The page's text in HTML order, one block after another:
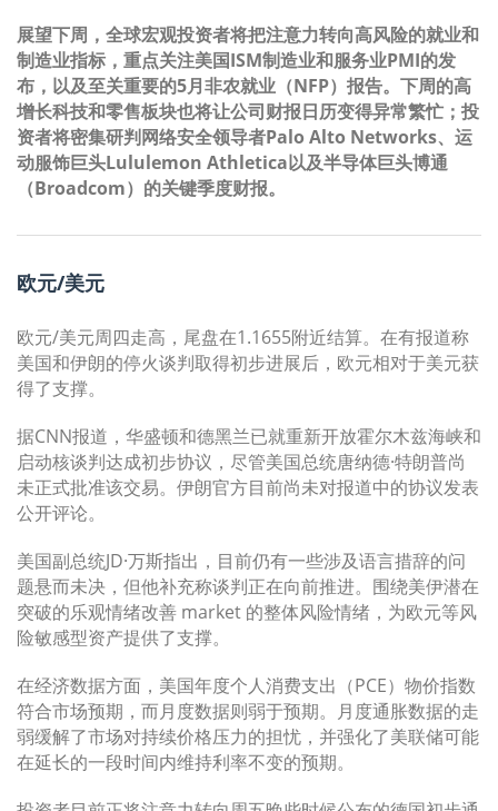
展望下周，全球宏观投资者将把注意力转向高风险的就业和
制造业指标，重点关注美国ISM制造业和服务业PMI的发
布，以及至关重要的5月非农就业（NFP）报告。下周的高
增长科技和零售板块也将让公司财报日历变得异常繁忙；投
资者将密集研判网络安全领导者Palo Alto Networks、运
动服饰巨头Lululemon Athletica以及半导体巨头博通
（Broadcom）的关键季度财报。
欧元/美元
欧元/美元周四走高，尾盘在1.1655附近结算。在有报道称
美国和伊朗的停火谈判取得初步进展后，欧元相对于美元获
得了支撑。
据CNN报道，华盛顿和德黑兰已就重新开放霍尔木兹海峡和
启动核谈判达成初步协议，尽管美国总统唐纳德·特朗普尚
未正式批准该交易。伊朗官方目前尚未对报道中的协议发表
公开评论。
美国副总统JD·万斯指出，目前仍有一些涉及语言措辞的问
题悬而未决，但他补充称谈判正在向前推进。围绕美伊潜在
突破的乐观情绪改善 market 的整体风险情绪，为欧元等风
险敏感型资产提供了支撑。
在经济数据方面，美国年度个人消费支出（PCE）物价指数
符合市场预期，而月度数据则弱于预期。月度通胀数据的走
弱缓解了市场对持续价格压力的担忧，并强化了美联储可能
在延长的一段时间内维持利率不变的预期。